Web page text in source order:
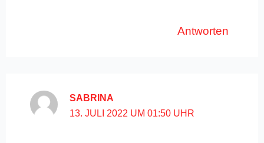
Antworten
SABRINA
13. JULI 2022 UM 01:50 UHR